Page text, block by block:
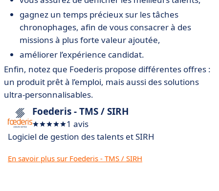
gagnez un temps précieux sur les tâches
chronophages, afin de vous consacrer à des
missions à plus forte valeur ajoutée,
améliorer l’expérience candidat.
Enfin, notez que Foederis propose différentes offres :
un produit prêt à l’emploi, mais aussi des solutions
ultra-personnalisables.
Foederis - TMS / SIRH
1 avis
Logiciel de gestion des talents et SIRH
En savoir plus sur Foederis - TMS / SIRH